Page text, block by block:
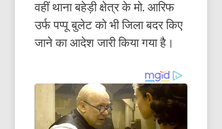
वहीं थाना बहेड़ी क्षेत्र के मो. आरिफ
उर्फ पप्पू बुलेट को भी जिला बदर किए
जाने का आदेश जारी किया गया है।